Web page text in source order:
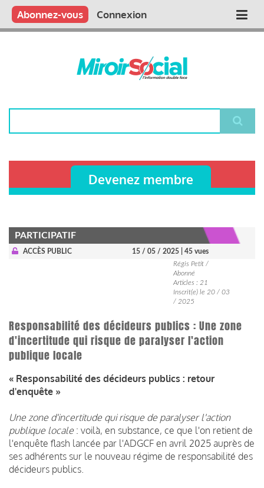
Aller
contenu
Main
Qui sommes nous ?
Vous publiez
Nous publions
Contactez-nous
Abonnez-vous Connexion
Devenez membre
PARTICIPATIF
ACCÈS PUBLIC 15 / 05 / 2025
| 45 vues
Régis Petit /
Abonné
Articles : 21
Inscrit(e) le 20 / 03
/ 2025
Responsabilité des décideurs publics : Une zone
d'incertitude qui risque de paralyser l'action
publique locale
« Responsabilité des décideurs publics : retour
d'enquête »
Une zone d'incertitude qui risque de paralyser l'action
publique locale : voilà, en substance, ce que l'on retient de
l'enquête flash lancée par l'ADGCF en avril 2025 auprès de
ses adhérents sur le nouveau régime de responsabilité des
décideurs publics.